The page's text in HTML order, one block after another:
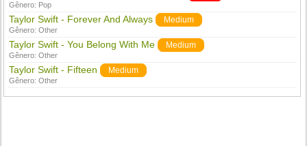
Gênero: Pop
Taylor Swift - Forever And Always Medium
Gênero:Other
Taylor Swift - You Belong With Me Medium
Gênero:Other
Taylor Swift - Fifteen Medium
Gênero:Other